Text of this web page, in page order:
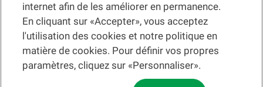
Localiser une agence
Aide
Actualités
Taux de change
internet afin de les améliorer en permanence.
En cliquant sur «Accepter», vous acceptez
l'utilisation des cookies et notre politique en
matière de cookies. Pour définir vos propres
paramètres, cliquez sur «Personnaliser».